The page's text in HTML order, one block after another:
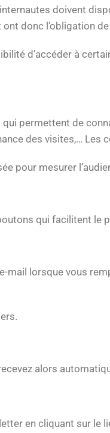
doivent
donc l’obligation
d’accéder à
permettent de
des visites,… Les
pour mesurer
qui facilitent le
lorsque vous
alors
en cliquant sur le